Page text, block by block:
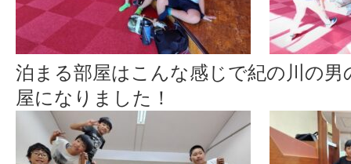
泊まる部屋はこんな感じで紀の川の
屋になりました！